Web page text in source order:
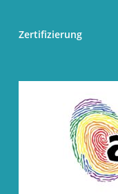
Zertifizierung